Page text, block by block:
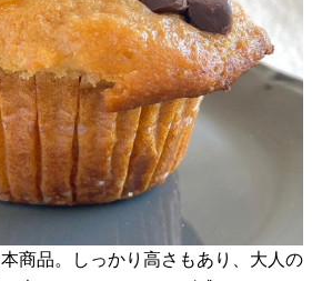
商品。しっかり高さもあり、大人の